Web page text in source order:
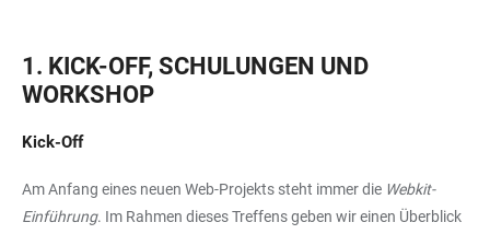
1. KICK-OFF, SCHULUNGEN UND
WORKSHOP
Kick-Off
Am Anfang eines neuen Web-Projekts steht immer die Webkit-
Einführung. Im Rahmen dieses Treffens geben wir einen Überblick